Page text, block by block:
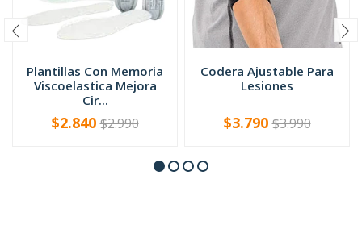
Plantillas Con Memoria
Viscoelastica Mejora
Cir...
+
$2.840$2.990
Codera Ajustable Para
Lesiones
+
$3.790$3.990